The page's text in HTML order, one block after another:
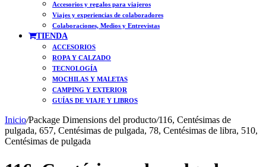
Accesorios y regalos para viajeros
Viajes y experiencias de colaboradores
Colaboraciones, Medios y Entrevistas
TIENDA
ACCESORIOS
ROPA Y CALZADO
TECNOLOGÍA
MOCHILAS Y MALETAS
CAMPING Y EXTERIOR
GUÍAS DE VIAJE Y LIBROS
Inicio/Package Dimensions del producto/116, Centésimas de
pulgada, 657, Centésimas de pulgada, 78, Centésimas de libra, 510,
Centésimas de pulgada